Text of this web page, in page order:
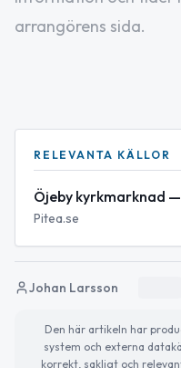
arrangörens sida.
RELEVANTA KÄLLOR
Öjeby kyrkmarknad
Pitea.se
Johan Larsson
Den här artikeln har
system och externa
korrekt, sakligt och